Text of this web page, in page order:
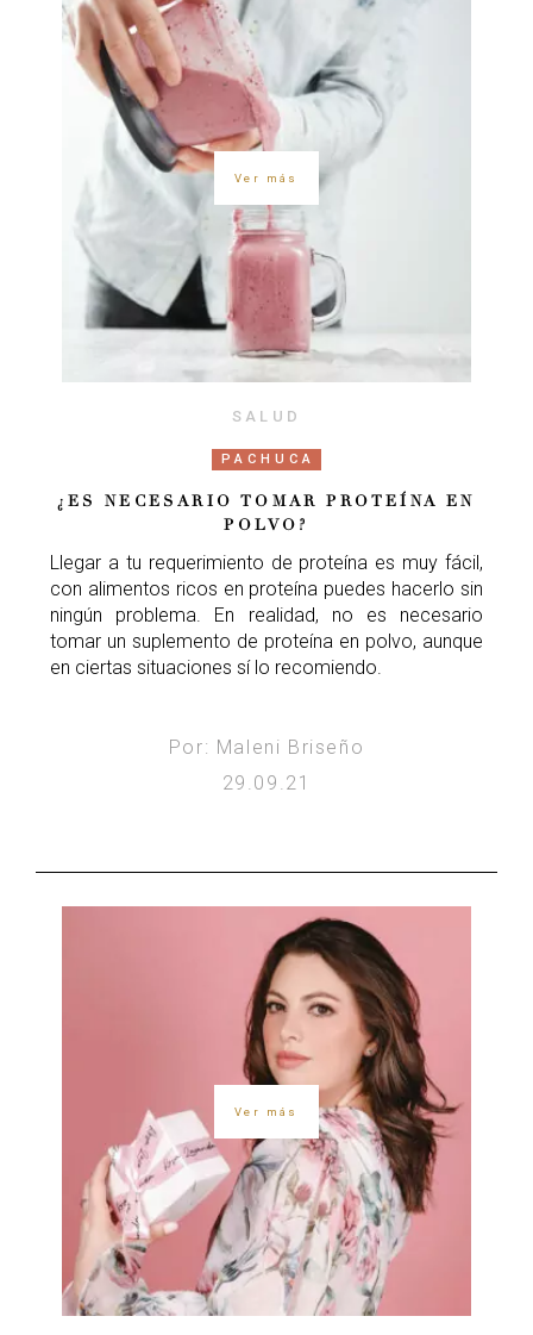
Ver más
SALUD
PACHUCA
¿ES NECESARIO TOMAR PROTEÍNA EN
POLVO?
Llegar a tu requerimiento de proteína es muy fácil,
con alimentos ricos en proteína puedes hacerlo sin
ningún problema. En realidad, no es necesario
tomar un suplemento de proteína en polvo, aunque
en ciertas situaciones sí lo recomiendo.
Por: Maleni Briseño
29.09.21
Ver más